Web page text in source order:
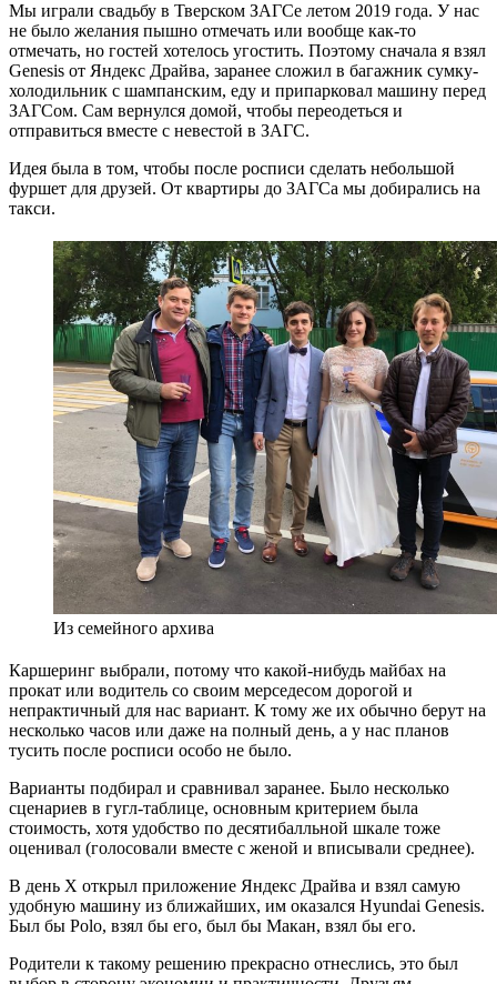
Мы играли свадьбу в Тверском ЗАГСе летом 2019 года. У нас
не было желания пышно отмечать или вообще как-то
отмечать, но гостей хотелось угостить. Поэтому сначала я взял
Genesis от Яндекс Драйва, заранее сложил в багажник сумку-
холодильник с шампанским, еду и припарковал машину перед
ЗАГСом. Сам вернулся домой, чтобы переодеться и
отправиться вместе с невестой в ЗАГС.
Идея была в том, чтобы после росписи сделать небольшой
фуршет для друзей. От квартиры до ЗАГСа мы добирались на
такси.
Из семейного архива
Каршеринг выбрали, потому что какой-нибудь майбах на
прокат или водитель со своим мерседесом дорогой и
непрактичный для нас вариант. К тому же их обычно берут на
несколько часов или даже на полный день, а у нас планов
тусить после росписи особо не было.
Варианты подбирал и сравнивал заранее. Было несколько
сценариев в гугл-таблице, основным критерием была
стоимость, хотя удобство по десятибалльной шкале тоже
оценивал (голосовали вместе с женой и вписывали среднее).
В день Х открыл приложение Яндекс Драйва и взял самую
удобную машину из ближайших, им оказался Hyundai Genesis.
Был бы Polo, взял бы его, был бы Макан, взял бы его.
Родители к такому решению прекрасно отнеслись, это был